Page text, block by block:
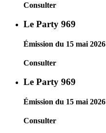
Consulter
Le Party 969
Émission du 15 mai 2026
Consulter
Le Party 969
Émission du 15 mai 2026
Consulter